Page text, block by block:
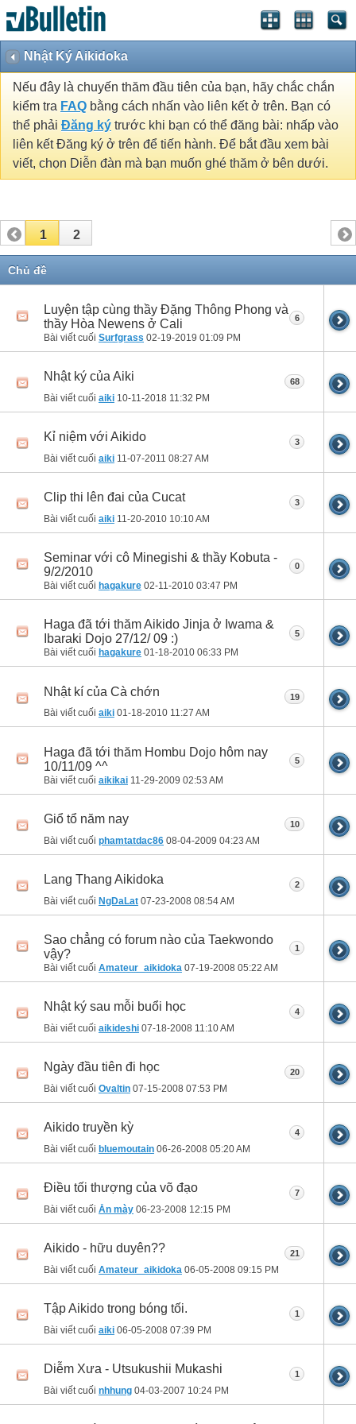
Nhật Ký Aikidoka
Nếu đây là chuyến thăm đầu tiên của bạn, hãy chắc chắn
kiểm tra FAQ bằng cách nhấn vào liên kết ở trên. Bạn có
thể phải Đăng ký trước khi bạn có thể đăng bài: nhấp vào
liên kết Đăng ký ở trên để tiến hành. Để bắt đầu xem bài
viết, chọn Diễn đàn mà bạn muốn ghé thăm ở bên dưới.
1 2
Chủ đề
Luyện tập cùng thầy Đặng Thông Phong và
thầy Hòa Newens ở Cali
Bài viết cuối Surfgrass 02-19-2019 01:09 PM
6
Nhật ký của Aiki
Bài viết cuối aiki 10-11-2018 11:32 PM
68
Kỉ niệm với Aikido
Bài viết cuối aiki 11-07-2011 08:27 AM
3
Clip thi lên đai của Cucat
Bài viết cuối aiki 11-20-2010 10:10 AM
3
Seminar với cô Minegishi & thầy Kobuta -
9/2/2010
Bài viết cuối hagakure 02-11-2010 03:47 PM
0
Haga đã tới thăm Aikido Jinja ở Iwama &
Ibaraki Dojo 27/12/ 09 :)
Bài viết cuối hagakure 01-18-2010 06:33 PM
5
Nhật kí của Cà chớn
Bài viết cuối aiki 01-18-2010 11:27 AM
19
Haga đã tới thăm Hombu Dojo hôm nay
10/11/09 ^^
Bài viết cuối aikikai 11-29-2009 02:53 AM
5
Giổ tổ năm nay
Bài viết cuối phamtatdac86 08-04-2009 04:23 AM
10
Lang Thang Aikidoka
Bài viết cuối NgDaLat 07-23-2008 08:54 AM
2
Sao chẳng có forum nào của Taekwondo
vậy?
Bài viết cuối Amateur_aikidoka 07-19-2008 05:22 AM
1
Nhật ký sau mỗi buổi học
Bài viết cuối aikideshi 07-18-2008 11:10 AM
4
Ngày đầu tiên đi học
Bài viết cuối Ovaltin 07-15-2008 07:53 PM
20
Aikido truyền kỳ
Bài viết cuối bluemoutain 06-26-2008 05:20 AM
4
Điều tối thượng của võ đạo
Bài viết cuối Ăn mày 06-23-2008 12:15 PM
7
Aikido - hữu duyên??
Bài viết cuối Amateur_aikidoka 06-05-2008 09:15 PM
21
Tập Aikido trong bóng tối.
Bài viết cuối aiki 06-05-2008 07:39 PM
1
Diễm Xưa - Utsukushii Mukashi
Bài viết cuối nhhung 04-03-2007 10:24 PM
1